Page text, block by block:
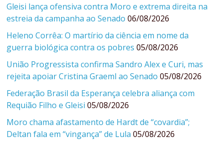
Gleisi lança ofensiva contra Moro e extrema direita na
estreia da campanha ao Senado 06/08/2026
Heleno Corrêa: O martírio da ciência em nome da
guerra biológica contra os pobres 05/08/2026
União Progressista confirma Sandro Alex e Curi, mas
rejeita apoiar Cristina Graeml ao Senado 05/08/2026
Federação Brasil da Esperança celebra aliança com
Requião Filho e Gleisi 05/08/2026
Moro chama afastamento de Hardt de “covardia”;
Deltan fala em “vingança” de Lula 05/08/2026